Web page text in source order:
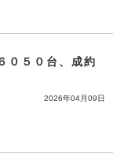
０５０台、成約
2026年04月09日